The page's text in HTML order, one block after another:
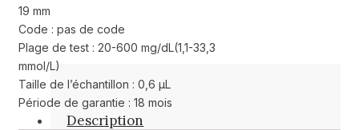
19 mm
Code : pas de code
Plage de test : 20-600 mg/dL(1,1-33,3
mmol/L)
Taille de l’échantillon : 0,6 μL
Période de garantie : 18 mois
Description